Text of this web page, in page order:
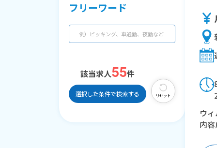
フリーワード
該当求人55件
選択した条件で検索する リセット
ウ
内